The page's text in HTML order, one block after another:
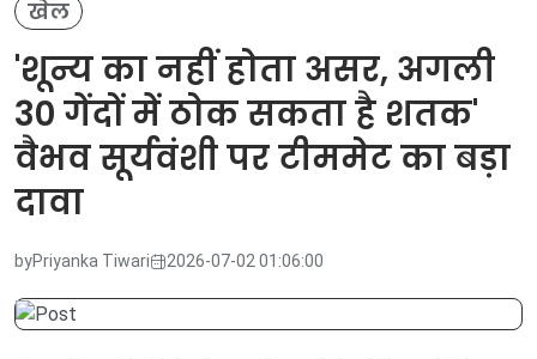
खेल
'शून्य का नहीं होता असर, अगली
30 गेंदों में ठोक सकता है शतक'
वैभव सूर्यवंशी पर टीममेट का बड़ा
दावा
byPriyanka Tiwari 2026-07-02 01:06:00